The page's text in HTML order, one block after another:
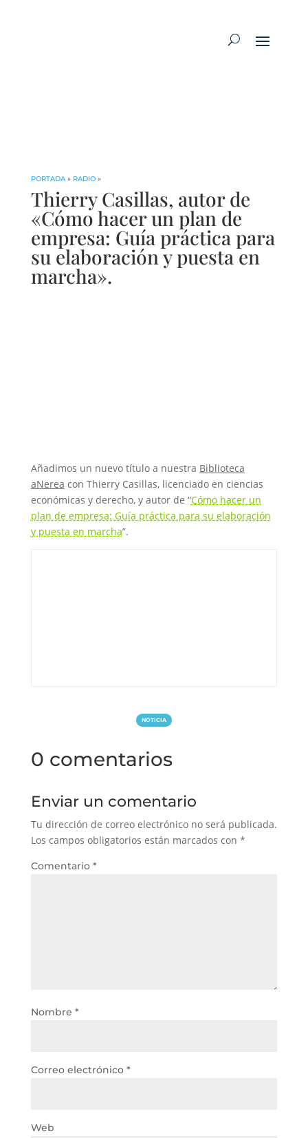
PORTADA» RADIO»
Thierry Casillas, autor de
«Cómo hacer un plan de
empresa: Guía práctica para
su elaboración y puesta en
marcha».
Añadimos un nuevo título a nuestra Biblioteca
aNerea con Thierry Casillas, licenciado en ciencias
económicas y derecho, y autor de “Cómo hacer un
plan de empresa: Guía práctica para su elaboración
y puesta en marcha”.
NOTICIA
0 comentarios
Enviar un comentario
Tu dirección de correo electrónico no será publicada.
Los campos obligatorios están marcados con *
Comentario *
Nombre *
Correo electrónico *
Web